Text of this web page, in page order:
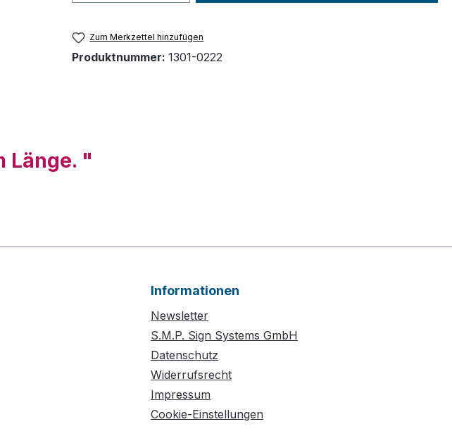
Zum Merkzettel hinzufügen
Produktnummer: 1301-0222
Länge. "
Informationen
Newsletter
S.M.P. Sign Systems GmbH
Datenschutz
Widerrufsrecht
Impressum
Cookie-Einstellungen